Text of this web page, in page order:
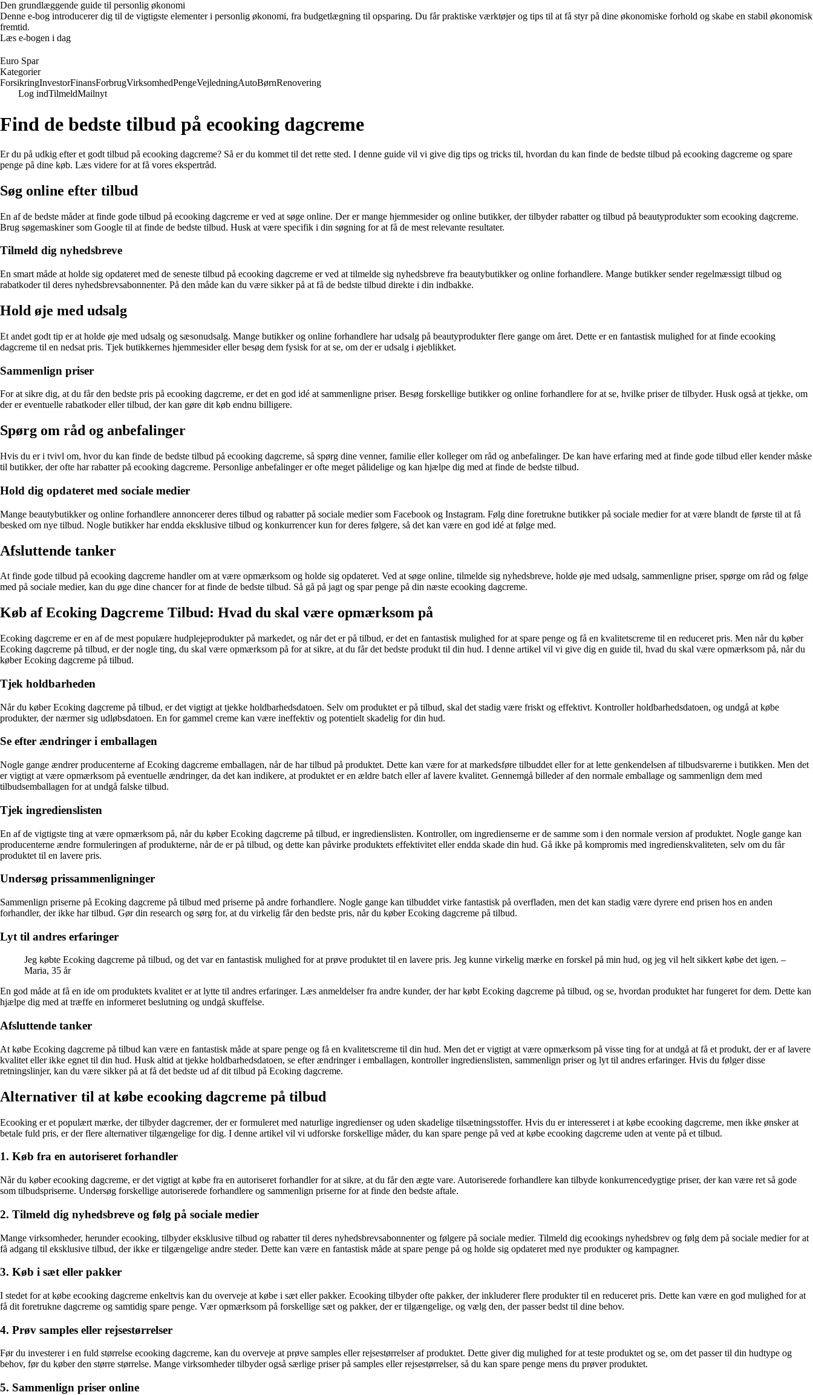
Den grundlæggende guide til personlig økonomi
Denne e-bog introducerer dig til de vigtigste elementer i personlig økonomi, fra budgetlægning til opsparing. Du får praktiske værktøjer og tips til at få styr på dine økonomiske forhold og skabe en stabil økonomisk
fremtid.
Læs e-bogen i dag
Euro Spar
Kategorier
ForsikringInvestorFinansForbrugVirksomhedPengeVejledningAutoBørnRenovering
Log indTilmeldMailnyt
Find de bedste tilbud på ecooking dagcreme
Er du på udkig efter et godt tilbud på ecooking dagcreme? Så er du kommet til det rette sted. I denne guide vil vi give dig tips og tricks til, hvordan du kan finde de bedste tilbud på ecooking dagcreme og spare
penge på dine køb. Læs videre for at få vores ekspertråd.
Søg online efter tilbud
En af de bedste måder at finde gode tilbud på ecooking dagcreme er ved at søge online. Der er mange hjemmesider og online butikker, der tilbyder rabatter og tilbud på beautyprodukter som ecooking dagcreme.
Brug søgemaskiner som Google til at finde de bedste tilbud. Husk at være specifik i din søgning for at få de mest relevante resultater.
Tilmeld dig nyhedsbreve
En smart måde at holde sig opdateret med de seneste tilbud på ecooking dagcreme er ved at tilmelde sig nyhedsbreve fra beautybutikker og online forhandlere. Mange butikker sender regelmæssigt tilbud og
rabatkoder til deres nyhedsbrevsabonnenter. På den måde kan du være sikker på at få de bedste tilbud direkte i din indbakke.
Hold øje med udsalg
Et andet godt tip er at holde øje med udsalg og sæsonudsalg. Mange butikker og online forhandlere har udsalg på beautyprodukter flere gange om året. Dette er en fantastisk mulighed for at finde ecooking
dagcreme til en nedsat pris. Tjek butikkernes hjemmesider eller besøg dem fysisk for at se, om der er udsalg i øjeblikket.
Sammenlign priser
For at sikre dig, at du får den bedste pris på ecooking dagcreme, er det en god idé at sammenligne priser. Besøg forskellige butikker og online forhandlere for at se, hvilke priser de tilbyder. Husk også at tjekke, om
der er eventuelle rabatkoder eller tilbud, der kan gøre dit køb endnu billigere.
Spørg om råd og anbefalinger
Hvis du er i tvivl om, hvor du kan finde de bedste tilbud på ecooking dagcreme, så spørg dine venner, familie eller kolleger om råd og anbefalinger. De kan have erfaring med at finde gode tilbud eller kender måske
til butikker, der ofte har rabatter på ecooking dagcreme. Personlige anbefalinger er ofte meget pålidelige og kan hjælpe dig med at finde de bedste tilbud.
Hold dig opdateret med sociale medier
Mange beautybutikker og online forhandlere annoncerer deres tilbud og rabatter på sociale medier som Facebook og Instagram. Følg dine foretrukne butikker på sociale medier for at være blandt de første til at få
besked om nye tilbud. Nogle butikker har endda eksklusive tilbud og konkurrencer kun for deres følgere, så det kan være en god idé at følge med.
Afsluttende tanker
At finde gode tilbud på ecooking dagcreme handler om at være opmærksom og holde sig opdateret. Ved at søge online, tilmelde sig nyhedsbreve, holde øje med udsalg, sammenligne priser, spørge om råd og følge
med på sociale medier, kan du øge dine chancer for at finde de bedste tilbud. Så gå på jagt og spar penge på din næste ecooking dagcreme.
Køb af Ecoking Dagcreme Tilbud: Hvad du skal være opmærksom på
Ecoking dagcreme er en af de mest populære hudplejeprodukter på markedet, og når det er på tilbud, er det en fantastisk mulighed for at spare penge og få en kvalitetscreme til en reduceret pris. Men når du køber
Ecoking dagcreme på tilbud, er der nogle ting, du skal være opmærksom på for at sikre, at du får det bedste produkt til din hud. I denne artikel vil vi give dig en guide til, hvad du skal være opmærksom på, når du
køber Ecoking dagcreme på tilbud.
Tjek holdbarheden
Når du køber Ecoking dagcreme på tilbud, er det vigtigt at tjekke holdbarhedsdatoen. Selv om produktet er på tilbud, skal det stadig være friskt og effektivt. Kontroller holdbarhedsdatoen, og undgå at købe
produkter, der nærmer sig udløbsdatoen. En for gammel creme kan være ineffektiv og potentielt skadelig for din hud.
Se efter ændringer i emballagen
Nogle gange ændrer producenterne af Ecoking dagcreme emballagen, når de har tilbud på produktet. Dette kan være for at markedsføre tilbuddet eller for at lette genkendelsen af tilbudsvarerne i butikken. Men det
er vigtigt at være opmærksom på eventuelle ændringer, da det kan indikere, at produktet er en ældre batch eller af lavere kvalitet. Gennemgå billeder af den normale emballage og sammenlign dem med
tilbudsemballagen for at undgå falske tilbud.
Tjek ingredienslisten
En af de vigtigste ting at være opmærksom på, når du køber Ecoking dagcreme på tilbud, er ingredienslisten. Kontroller, om ingredienserne er de samme som i den normale version af produktet. Nogle gange kan
producenterne ændre formuleringen af produkterne, når de er på tilbud, og dette kan påvirke produktets effektivitet eller endda skade din hud. Gå ikke på kompromis med ingredienskvaliteten, selv om du får
produktet til en lavere pris.
Undersøg prissammenligninger
Sammenlign priserne på Ecoking dagcreme på tilbud med priserne på andre forhandlere. Nogle gange kan tilbuddet virke fantastisk på overfladen, men det kan stadig være dyrere end prisen hos en anden
forhandler, der ikke har tilbud. Gør din research og sørg for, at du virkelig får den bedste pris, når du køber Ecoking dagcreme på tilbud.
Lyt til andres erfaringer
Jeg købte Ecoking dagcreme på tilbud, og det var en fantastisk mulighed for at prøve produktet til en lavere pris. Jeg kunne virkelig mærke en forskel på min hud, og jeg vil helt sikkert købe det igen. –
Maria, 35 år
En god måde at få en ide om produktets kvalitet er at lytte til andres erfaringer. Læs anmeldelser fra andre kunder, der har købt Ecoking dagcreme på tilbud, og se, hvordan produktet har fungeret for dem. Dette kan
hjælpe dig med at træffe en informeret beslutning og undgå skuffelse.
Afsluttende tanker
At købe Ecoking dagcreme på tilbud kan være en fantastisk måde at spare penge og få en kvalitetscreme til din hud. Men det er vigtigt at være opmærksom på visse ting for at undgå at få et produkt, der er af lavere
kvalitet eller ikke egnet til din hud. Husk altid at tjekke holdbarhedsdatoen, se efter ændringer i emballagen, kontroller ingredienslisten, sammenlign priser og lyt til andres erfaringer. Hvis du følger disse
retningslinjer, kan du være sikker på at få det bedste ud af dit tilbud på Ecoking dagcreme.
Alternativer til at købe ecooking dagcreme på tilbud
Ecooking er et populært mærke, der tilbyder dagcremer, der er formuleret med naturlige ingredienser og uden skadelige tilsætningsstoffer. Hvis du er interesseret i at købe ecooking dagcreme, men ikke ønsker at
betale fuld pris, er der flere alternativer tilgængelige for dig. I denne artikel vil vi udforske forskellige måder, du kan spare penge på ved at købe ecooking dagcreme uden at vente på et tilbud.
1. Køb fra en autoriseret forhandler
Når du køber ecooking dagcreme, er det vigtigt at købe fra en autoriseret forhandler for at sikre, at du får den ægte vare. Autoriserede forhandlere kan tilbyde konkurrencedygtige priser, der kan være ret så gode
som tilbudspriserne. Undersøg forskellige autoriserede forhandlere og sammenlign priserne for at finde den bedste aftale.
2. Tilmeld dig nyhedsbreve og følg på sociale medier
Mange virksomheder, herunder ecooking, tilbyder eksklusive tilbud og rabatter til deres nyhedsbrevsabonnenter og følgere på sociale medier. Tilmeld dig ecookings nyhedsbrev og følg dem på sociale medier for at
få adgang til eksklusive tilbud, der ikke er tilgængelige andre steder. Dette kan være en fantastisk måde at spare penge på og holde sig opdateret med nye produkter og kampagner.
3. Køb i sæt eller pakker
I stedet for at købe ecooking dagcreme enkeltvis kan du overveje at købe i sæt eller pakker. Ecooking tilbyder ofte pakker, der inkluderer flere produkter til en reduceret pris. Dette kan være en god mulighed for at
få dit foretrukne dagcreme og samtidig spare penge. Vær opmærksom på forskellige sæt og pakker, der er tilgængelige, og vælg den, der passer bedst til dine behov.
4. Prøv samples eller rejsestørrelser
Før du investerer i en fuld størrelse ecooking dagcreme, kan du overveje at prøve samples eller rejsestørrelser af produktet. Dette giver dig mulighed for at teste produktet og se, om det passer til din hudtype og
behov, før du køber den større størrelse. Mange virksomheder tilbyder også særlige priser på samples eller rejsestørrelser, så du kan spare penge mens du prøver produktet.
5. Sammenlign priser online